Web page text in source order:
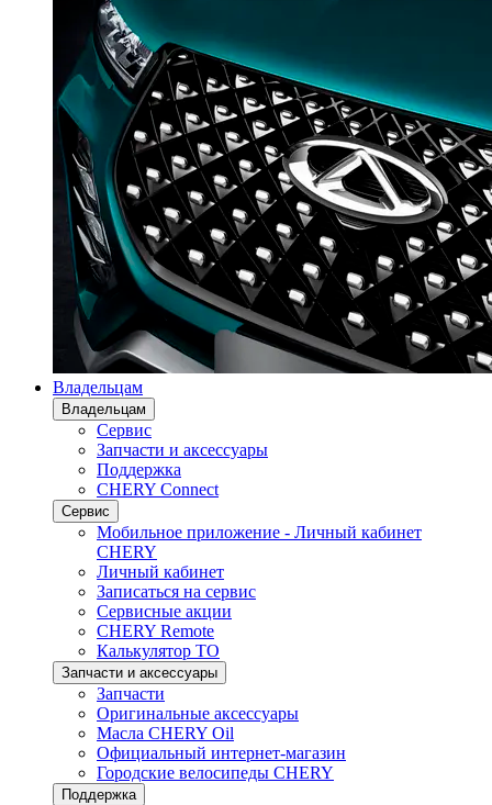
Владельцам
Владельцам
Сервис
Запчасти и аксессуары
Поддержка
CHERY Connect
Сервис
Мобильное приложение - Личный кабинет
CHERY
Личный кабинет
Записаться на сервис
Сервисные акции
CHERY Remote
Калькулятор ТО
Запчасти и аксессуары
Запчасти
Оригинальные аксессуары
Масла CHERY Oil
Официальный интернет-магазин
Городские велосипеды CHERY
Поддержка